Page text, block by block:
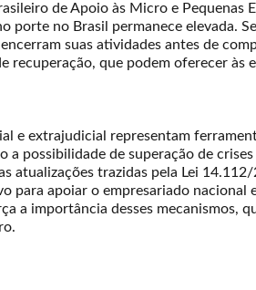
de Apoio às Micro e Pequenas
porte no Brasil permanece elevada.
suas atividades antes de
recuperação, que podem oferecer às
e extrajudicial representam
a possibilidade de superação de
atualizações trazidas pela Lei
para apoiar o empresariado
a importância desses mecanismos,